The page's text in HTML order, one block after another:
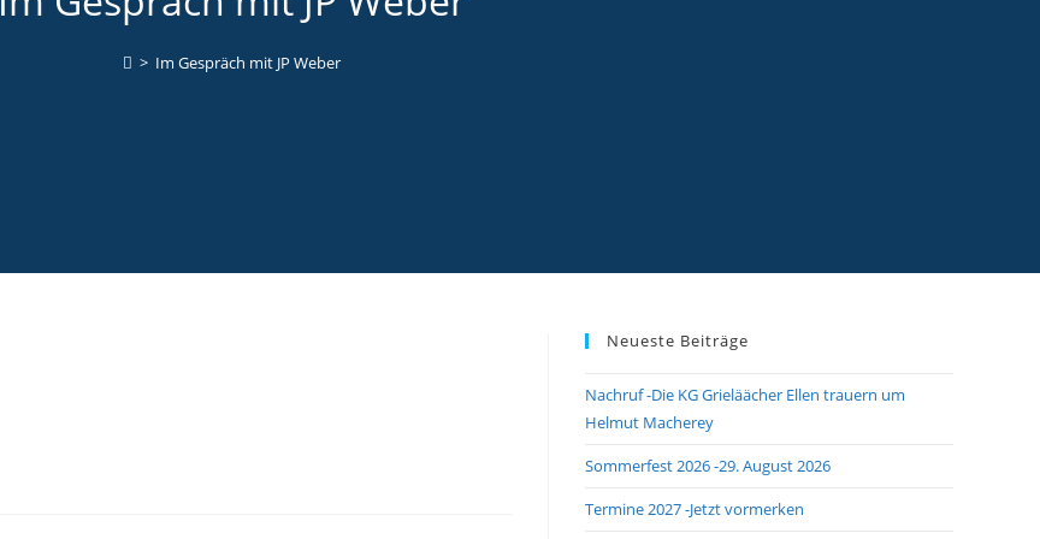
> Im Gespräch mit JP Weber
Neueste Beiträge
Nachruf -Die KG Grieläächer Ellen trauern um
Helmut Macherey
Sommerfest 2026 -29. August 2026
Termine 2027 -Jetzt vormerken